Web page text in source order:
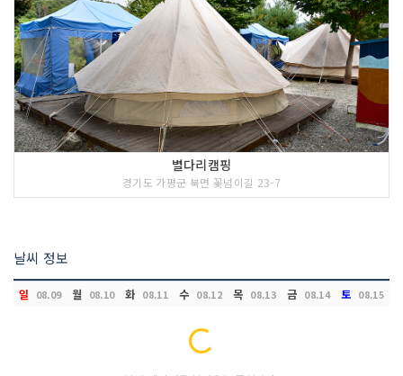
별다리캠핑
경기도 가평군 북면 꽃넘이길 23-7
날씨 정보
일 08.09 월 08.10 화 08.11 수 08.12 목 08.13 금 08.14 토 08.15
Loading...